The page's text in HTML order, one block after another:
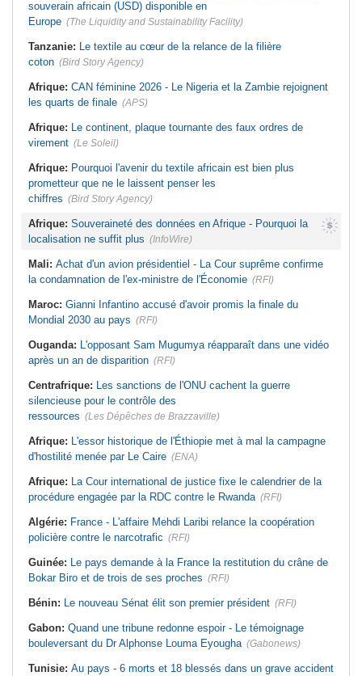
Nelson Mandela
incontrôlable d'Ebola
souverain africain (USD) disponible en
Europe (The Liquidity and Sustainability Facility)
Tanzanie: Le textile au cœur de la relance de la filière
coton (Bird Story Agency)
Afrique: CAN féminine 2026 - Le Nigeria et la Zambie rejoignent
les quarts de finale (APS)
Afrique: Le continent, plaque tournante des faux ordres de
virement (Le Soleil)
Afrique: Pourquoi l'avenir du textile africain est bien plus
prometteur que ne le laissent penser les
chiffres (Bird Story Agency)
Afrique: Souveraineté des données en Afrique - Pourquoi la
localisation ne suffit plus (InfoWire)
Mali: Achat d'un avion présidentiel - La Cour suprême confirme
la condamnation de l'ex-ministre de l'Économie (RFI)
Maroc: Gianni Infantino accusé d'avoir promis la finale du
Mondial 2030 au pays (RFI)
Ouganda: L'opposant Sam Mugumya réapparaît dans une vidéo
après un an de disparition (RFI)
Centrafrique: Les sanctions de l'ONU cachent la guerre
silencieuse pour le contrôle des
ressources (Les Dépêches de Brazzaville)
Afrique: L'essor historique de l'Éthiopie met à mal la campagne
d'hostilité menée par Le Caire (ENA)
Afrique: La Cour international de justice fixe le calendrier de la
procédure engagée par la RDC contre le Rwanda (RFI)
Algérie: France - L'affaire Mehdi Laribi relance la coopération
policière contre le narcotrafic (RFI)
Guinée: Le pays demande à la France la restitution du crâne de
Bokar Biro et de trois de ses proches (RFI)
Bénin: Le nouveau Sénat élit son premier président (RFI)
Gabon: Quand une tribune redonne espoir - Le témoignage
bouleversant du Dr Alphonse Louma Eyougha (Gabonews)
Tunisie: Au pays - 6 morts et 18 blessés dans un grave accident